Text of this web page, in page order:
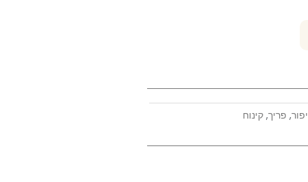
, פריך, קינוח